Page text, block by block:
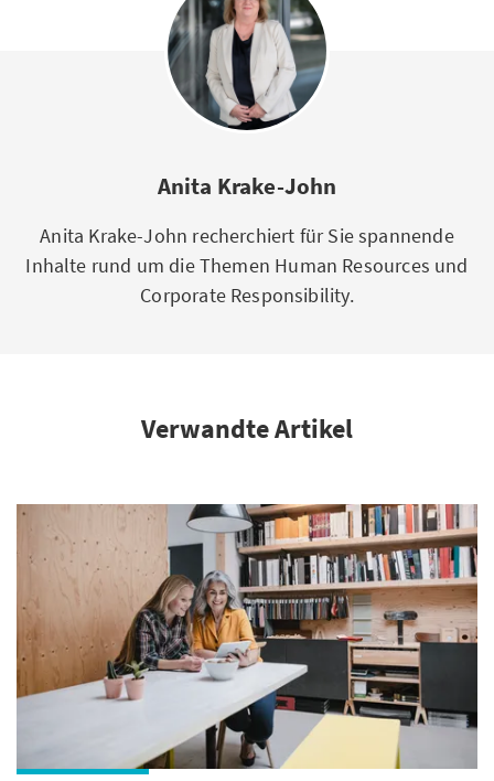
Anita Krake-John
Anita Krake-John recherchiert für Sie spannende
Inhalte rund um die Themen Human Resources und
Corporate Responsibility.
Verwandte Artikel